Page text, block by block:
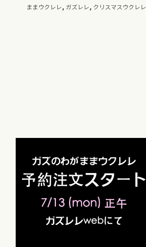
ままウクレレ, ガズレレ, クリスマスウクレレ